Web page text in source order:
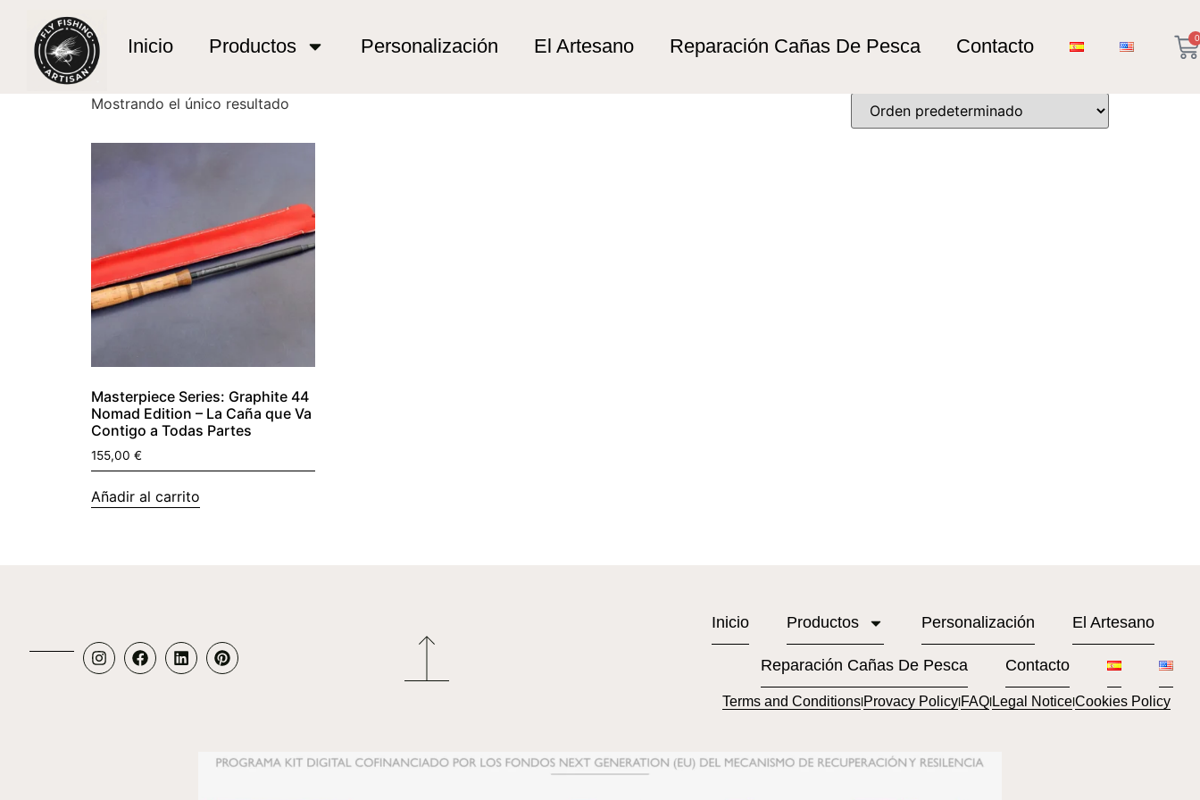
Inicio Productos Personalización El Artesano Reparación Cañas De Pesca Contacto 0
caña de pesca ultra compacta
Mostrando el único resultado
Masterpiece Series: Graphite 44
Nomad Edition – La Caña que Va
Contigo a Todas Partes
155,00 €
Añadir al carrito
Inicio Productos Personalización El Artesano
Reparación Cañas De Pesca Contacto
Terms and ConditionslProvacy PolicylFAQlLegal NoticelCookies Policy